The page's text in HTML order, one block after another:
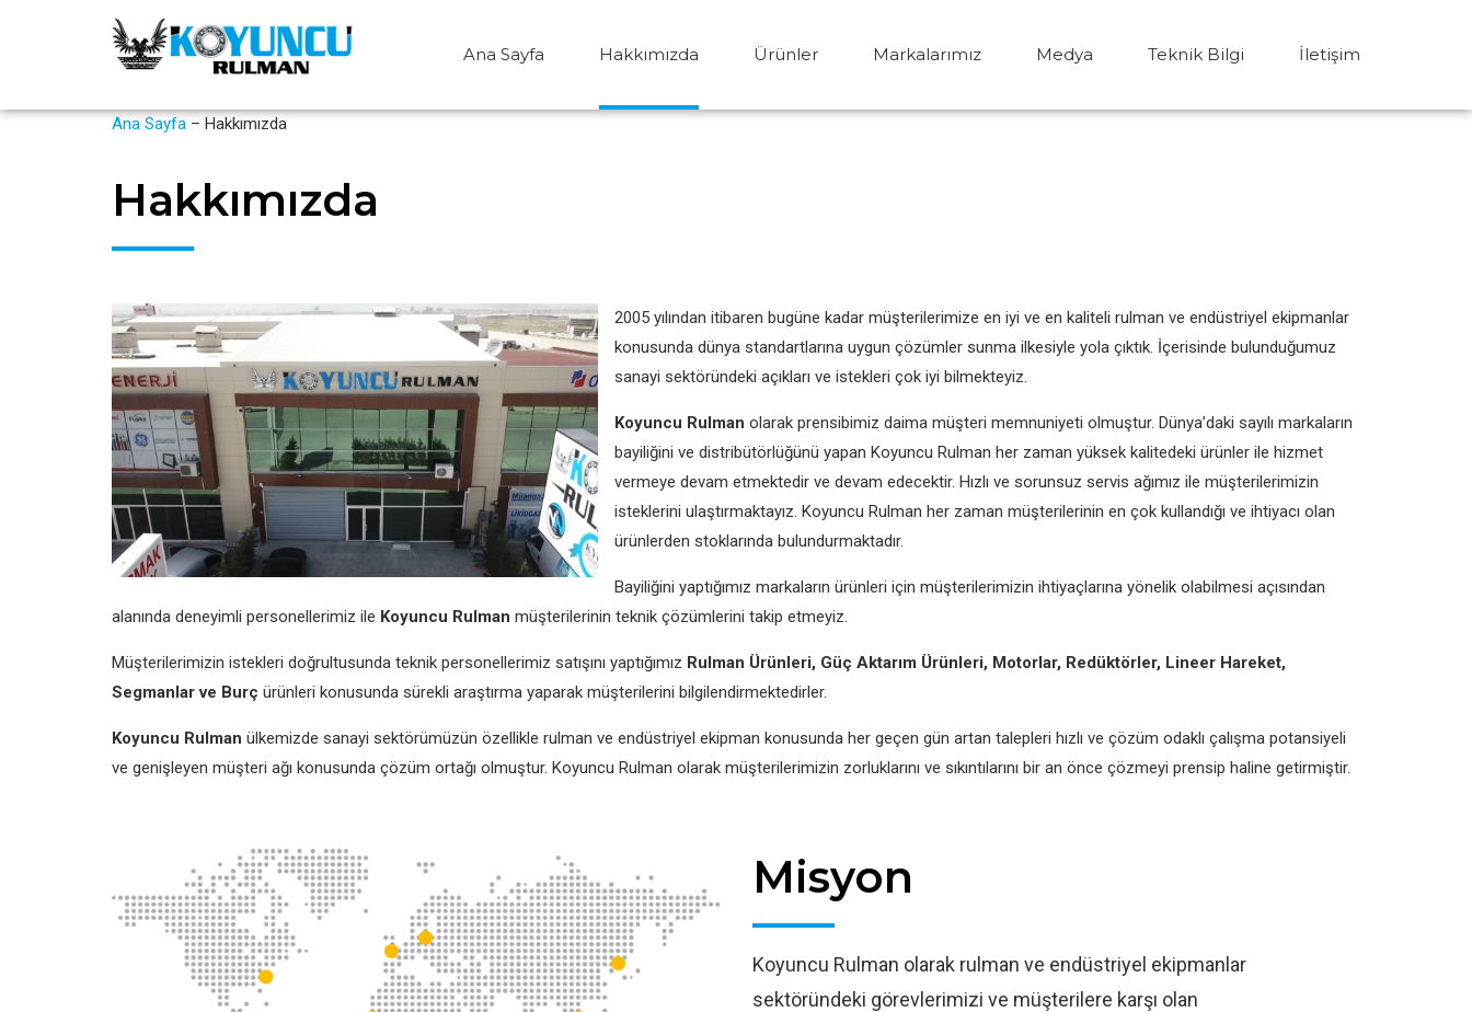
Ana Sayfa Hakkımızda Ürünler Markalarımız Medya Teknik Bilgi İletişim
Ana Sayfa – Hakkımızda
Hakkımızda
2005 yılından itibaren bugüne kadar müşterilerimize en iyi ve en kaliteli rulman ve endüstriyel ekipmanlar
konusunda dünya standartlarına uygun çözümler sunma ilkesiyle yola çıktık. İçerisinde bulunduğumuz
sanayi sektöründeki açıkları ve istekleri çok iyi bilmekteyiz.
Koyuncu Rulman olarak prensibimiz daima müşteri memnuniyeti olmuştur. Dünya’daki sayılı markaların
bayiliğini ve distribütörlüğünü yapan Koyuncu Rulman her zaman yüksek kalitedeki ürünler ile hizmet
vermeye devam etmektedir ve devam edecektir. Hızlı ve sorunsuz servis ağımız ile müşterilerimizin
isteklerini ulaştırmaktayız. Koyuncu Rulman her zaman müşterilerinin en çok kullandığı ve ihtiyacı olan
ürünlerden stoklarında bulundurmaktadır.
Bayiliğini yaptığımız markaların ürünleri için müşterilerimizin ihtiyaçlarına yönelik olabilmesi açısından
alanında deneyimli personellerimiz ile Koyuncu Rulman müşterilerinin teknik çözümlerini takip etmeyiz.
Müşterilerimizin istekleri doğrultusunda teknik personellerimiz satışını yaptığımız Rulman Ürünleri, Güç Aktarım Ürünleri, Motorlar, Redüktörler, Lineer Hareket,
Segmanlar ve Burç ürünleri konusunda sürekli araştırma yaparak müşterilerini bilgilendirmektedirler.
Koyuncu Rulman ülkemizde sanayi sektörümüzün özellikle rulman ve endüstriyel ekipman konusunda her geçen gün artan talepleri hızlı ve çözüm odaklı çalışma potansiyeli
ve genişleyen müşteri ağı konusunda çözüm ortağı olmuştur. Koyuncu Rulman olarak müşterilerimizin zorluklarını ve sıkıntılarını bir an önce çözmeyi prensip haline getirmiştir.
Misyon
Koyuncu Rulman olarak rulman ve endüstriyel ekipmanlar
sektöründeki görevlerimizi ve müşterilere karşı olan